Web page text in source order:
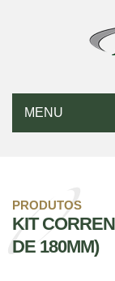
MENU
PRODUTOS
KIT
DE 180MM)